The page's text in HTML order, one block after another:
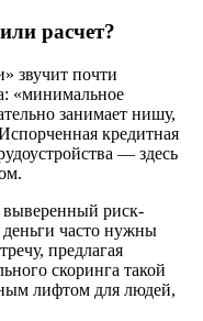
расчет?
звучит почти
«минимальное
занимает нишу,
кредитная
— здесь
выверенный риск-
часто нужны
предлагая
скоринга такой
лифтом для людей,